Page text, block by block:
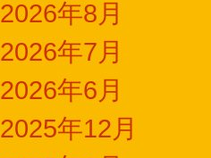
2026年8月
2026年7月
2026年6月
2025年12月